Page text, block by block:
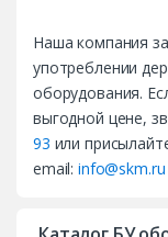
Наша компания
употреблении
оборудования.
выгодной цене,
93 или
email:info@skm.ru